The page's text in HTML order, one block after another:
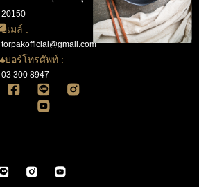
20150
อีเมล์ :
torpakofficial@gmail.com
เบอร์โทรศัพท์ :
03 300 8947